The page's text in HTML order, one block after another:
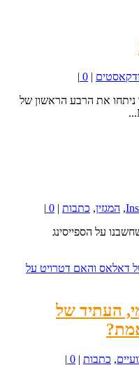
|
0
|
ניתחו את הרבע הראשון של
, המגזין, כתבות |
0
|
על הספייסינג
העתיד של
, כתבות |
0
|